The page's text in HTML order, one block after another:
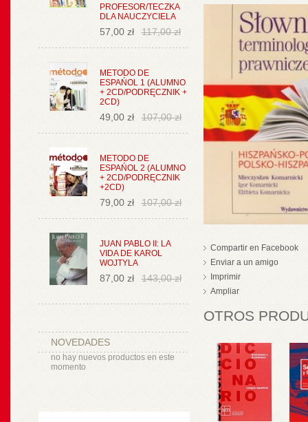
PROFESOR/TECZKA
DLA NAUCZYCIELA
57,00 zł 117,00 zł
METODO DE
ESPAŃOL 1 (ALUMNO
+ 2CD/PODRĘCZNIK +
2CD)
49,00 zł 107,00 zł
METODO DE
ESPAŃOL 2 (ALUMNO
+ 2CD/PODRĘCZNIK
+2CD)
79,00 zł 107,00 zł
JUAN PABLO II: LA
VIDA DE KAROL
WOJTYLA
87,00 zł 143,00 zł
NOVEDADES
no hay nuevos productos en este
momento
Compartir en Facebook
Enviar a un amigo
Imprimir
Ampliar
OTROS